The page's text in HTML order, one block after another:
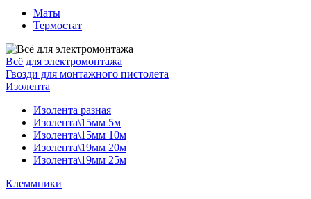
Маты
Термостат
Всё для электромонтажа
Гвозди для монтажного пистолета
Изолента
Изолента разная
Изолента\15мм 5м
Изолента\15мм 10м
Изолента\19мм 20м
Изолента\19мм 25м
Клеммники